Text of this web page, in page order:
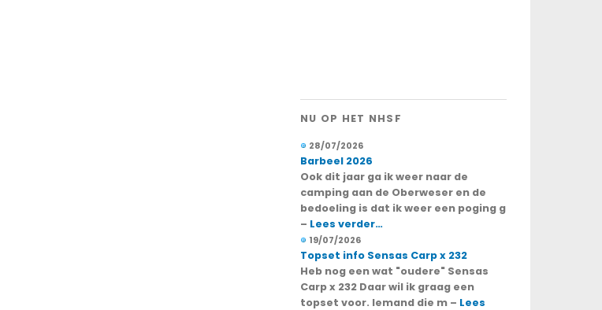
NU OP HET NHSF
28/07/2026
Barbeel 2026
Ook dit jaar ga ik weer naar de
camping aan de Oberweser en de
bedoeling is dat ik weer een poging g
– Lees verder…
19/07/2026
Topset info Sensas Carp x 232
Heb nog een wat "oudere" Sensas
Carp x 232 Daar wil ik graag een
topset voor. Iemand die m – Lees